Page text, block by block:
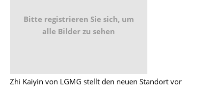
Bitte registrieren Sie sich, um
alle Bilder zu sehen
Zhi Kaiyin von LGMG stellt den neuen Standort vor